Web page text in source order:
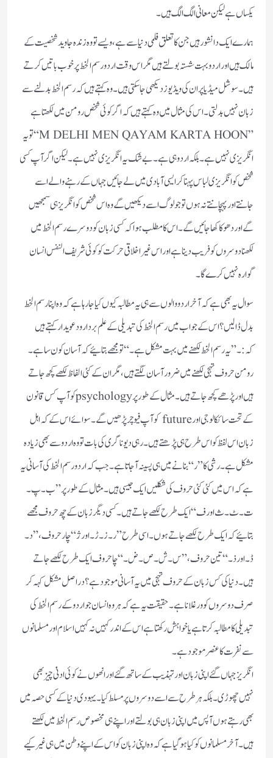
یکساں ہے لیکن معانی الگ الگ ہیں۔
ہمارے ایک دانشور ہیں جن کا تعلق فلمی دنیا سے ہے،ویسے تو وہ زندہ جاوید شخصیت کے
مالک ہیں اور اردو بہت شستہ بولتے ہیں مگر اس وقت اردو رسم الخط پر خوب باتیں کرتے
ہیں۔سوشل میڈیا پر ان کی ویڈیوز دیکھی جاسکتی ہیں۔وہ کہتے ہیں کہ رسم الخط بدلنے سے
زبان نہیں بدلتی۔اس کی مثال میں وہ کہتے ہیں کہ اگر کوئی شخص رومن میں لکھتا ہے
”M DELHI MEN QAYAM KARTA HOON“تو یہ
انگریزی نہیں ہے۔بلکہ اردو ہی ہے۔بے شک یہ انگریزی نہیں ہے۔لیکن اگر آپ کسی
شخص کو انگریزی لباس پہنا کر ایسی آبادی میں لے جائیں جہاں کے رہنے والے اسے
جانتے اور پہچانتے نہ ہوں تو جو لوگ اسے دیکھیں گے وہ اس شخص کو انگریز ہی سمجھیں
گے اور دھوکا کھاجائیں گے۔اس کا مطلب ہوا کہ کسی زبان کو دوسرے رسم الخط میں
لکھنا دوسروں کو فریب دینا ہے اور اس غیر اخلاقی حرکت کو کوئی شریف النفس انسان
گوارہ نہیں کرے گا۔
سوال یہ بھی ہے کہ آخر اردو والو ں سے ہی یہ مطالبہ کیوں کیا جارہا ہے کہ وہ اپنا رسم الخط
بدل ڈالیں؟اس کے جواب میں رسم الخط کی تبدیلی کے علم بردار و دعویدار کہتے ہیں
کہ:۔”یہ رسم الخط لکھنے میں بہت مشکل ہے۔“تو مجھے بتائیے کہ آسان کون سا ہے۔
رومن حروف تہجی لکھنے میں ضرور آسان لگتے ہیں،مگر ان کے کئی الفاظ لکھے کچھ جاتے
ہیں اور پڑھے کچھ جاتے ہیں۔مثال کے طور پر psychologyکو آپ کس قانون
کے تحت سائکالوجی اورfuture کو آپ فیوچرپڑھیں گے۔سوائے اس کے کہ اہل
زبان اس لفظ کو اس طرح ہی پڑھتے ہیں۔رہی دیوناگری کی بات تووہ اردو سے بھی زیادہ
مشکل ہے۔رشی کا ”ر“ بنانے میں ہی پسینہ آجاتا ہے۔جب کہ اردو رسم الخط کی آسانی یہ
ہے کہ اس میں کئی کئی حروف کی شکلیں ایک جیسی ہیں۔مثال کے طور پر ”ب۔پ۔
ت۔ٹ۔ ث اور ف“ ایک طرح لکھے جاتے ہیں۔کسی دیگر زبان کے چھ حروف مجھے
بتائیے کہ ایک طرح لکھے جاتے ہوں۔اسی طرح ”ر۔ز۔ڑ۔اور ژ“ چار حروف،”د۔
ڈ۔اور ذ۔“ تین حروف،”س۔ش۔ص۔ض۔“ چا حروف ایک طرح لکھے جاتے
ہیں۔دنیا کی کس زبان کے حروف تہجی میں یہ آسانی موجودہے؟دراصل مشکل کہہ کر
صرف دوسروں کو ورغلانا ہے۔حقیقت یہ ہے کہ ہر وہ انسان جو اردو کے رسم الخط کی
تبدیلی کا مطالبہ کرتا ہے یا خواہش رکھتا ہے اس کے اندر کہیں نہ کہیں اسلام اور مسلمانوں
سے نفرت کا عنصر موجود ہے۔
انگریز جہاں گئے اپنی زبان اور تہذیب کے ساتھ گئے اور انھوں نے کوئی ادنیٰ چیز بھی
نہیں چھوڑی۔بلکہ ہر طرح سے اسے دوسروں پر مسلط کیا۔یہودی دنیا کے کسی حصہ میں
بھی رہتے ہوں آپس میں اپنی زبان ہی بولتے اور اپنے ہی مخصوص رسم الخط میں لکھتے
ہیں۔آخر مسلمانوں کو کیا ہوگیا ہے کہ وہ اپنی زبان کو اس کے اپنے وطن میں ہی غیر کیے